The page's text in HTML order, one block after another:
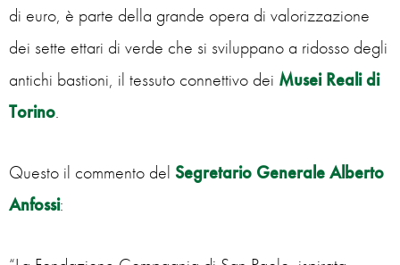
di euro, è parte della grande opera di valorizzazione
dei sette ettari di verde che si sviluppano a ridosso degli
antichi bastioni, il tessuto connettivo dei Musei Reali di
Torino.
Questo il commento del Segretario Generale Alberto
Anfossi: